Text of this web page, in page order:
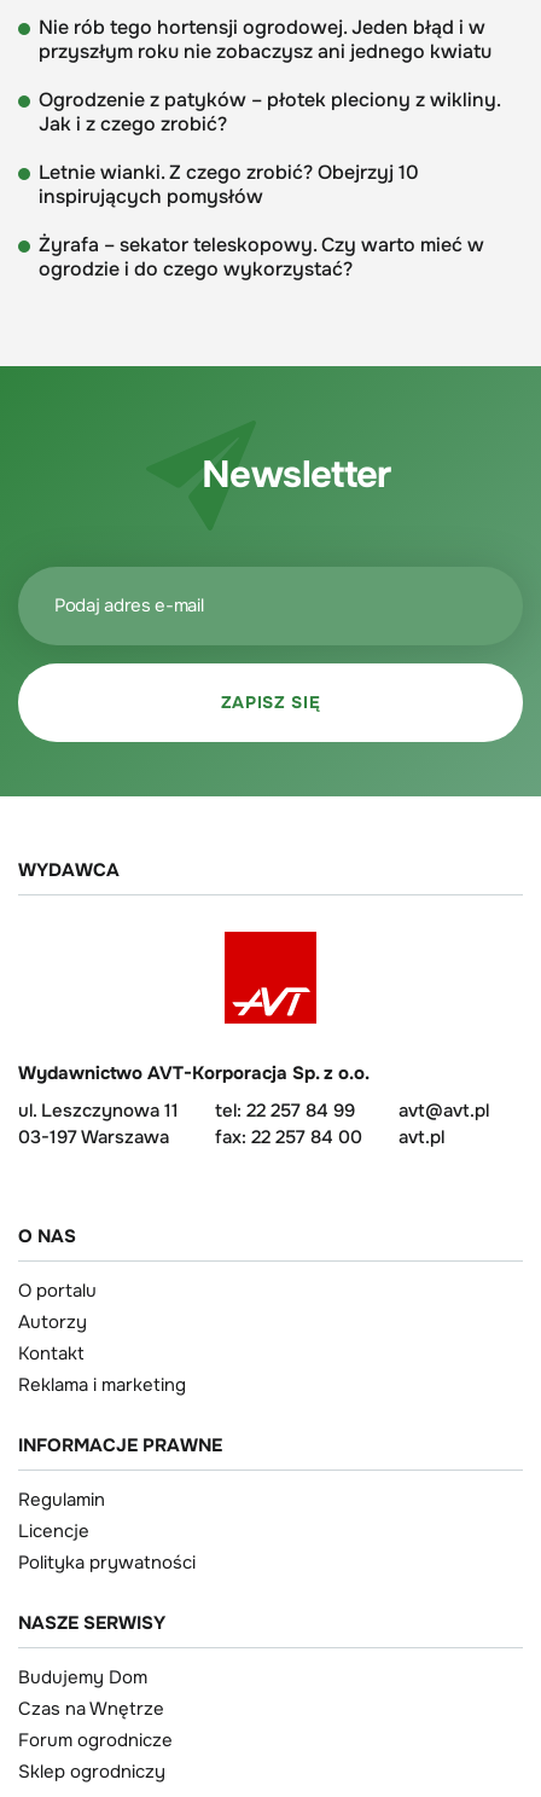
Nie rób tego hortensji ogrodowej. Jeden błąd i w
przyszłym roku nie zobaczysz ani jednego kwiatu
Ogrodzenie z patyków – płotek pleciony z wikliny.
Jak i z czego zrobić?
Letnie wianki. Z czego zrobić? Obejrzyj 10
inspirujących pomysłów
Żyrafa – sekator teleskopowy. Czy warto mieć w
ogrodzie i do czego wykorzystać?
Newsletter
WYDAWCA
Wydawnictwo AVT-Korporacja Sp. z o.o.
ul. Leszczynowa 11
03-197 Warszawa
tel: 22 257 84 99
fax: 22 257 84 00
avt@avt.pl
avt.pl
O NAS
O portalu
Autorzy
Kontakt
Reklama i marketing
INFORMACJE PRAWNE
Regulamin
Licencje
Polityka prywatności
NASZE SERWISY
Budujemy Dom
Czas na Wnętrze
Forum ogrodnicze
Sklep ogrodniczy